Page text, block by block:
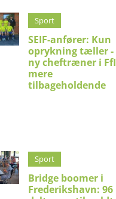
Sport
SEIF-anfører: Kun
oprykning tæller -
ny cheftræner i FfI
mere
tilbageholdende
Sport
Bridge boomer i
Frederikshavn: 96